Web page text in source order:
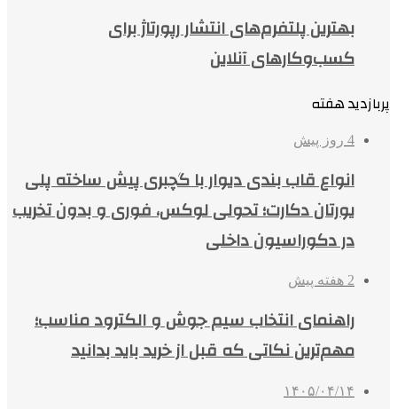
بهترین پلتفرم‌های انتشار رپورتاژ برای
کسب‌وکارهای آنلاین
پربازدید هفته
4 روز پیش
انواع قاب بندی دیوار با گچبری پیش ساخته پلی
یورتان دکارت؛ تحولی لوکس، فوری و بدون تخریب
در دکوراسیون داخلی
2 هفته پیش
راهنمای انتخاب سیم جوش و الکترود مناسب؛
مهم‌ترین نکاتی که قبل از خرید باید بدانید
۱۴۰۵/۰۴/۱۴